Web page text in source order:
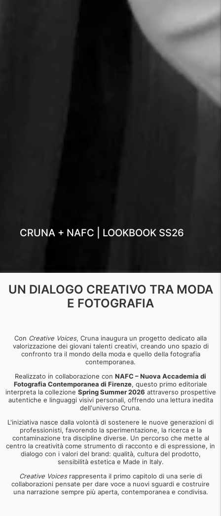
CRUNA + NAFC | LOOKBOOK SS26
UN DIALOGO CREATIVO TRA MODA
E FOTOGRAFIA
Con Creative Voices, Cruna inaugura un progetto dedicato alla
valorizzazione dei giovani talenti creativi, creando uno spazio di
confronto tra il mondo della moda e quello della fotografia
contemporanea.
Realizzato in collaborazione con NAFC – Nuova Accademia di
Fotografia Contemporanea di Firenze, questo primo editoriale
interpreta la collezione Spring Summer 2026 attraverso prospettive
autentiche e linguaggi visivi personali, offrendo una lettura inedita
dell'universo Cruna.
L'iniziativa nasce dalla volontà di sostenere le nuove generazioni di
professionisti, favorendo la sperimentazione, la ricerca e la
contaminazione tra discipline diverse. Un percorso che mette al
centro la creatività come strumento di racconto e di espressione, in
dialogo con i valori del brand: qualità, cultura del prodotto,
sensibilità estetica e Made in Italy.
Creative Voicesrappresenta il primo capitolo di una serie di
collaborazioni pensate per dare voce a nuovi sguardi e costruire
una narrazione sempre più aperta, contemporanea e condivisa.